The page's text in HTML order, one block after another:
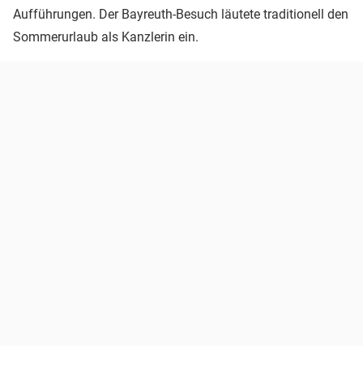
Aufführungen. Der Bayreuth-Besuch läutete traditionell den
Sommerurlaub als Kanzlerin ein.